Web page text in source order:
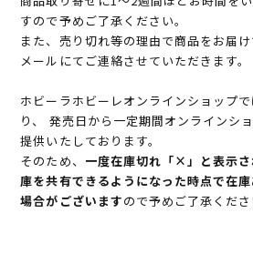
すので予めご了承ください。
また、売り切れ等の理由で商品をお届
メールにてご連絡させていただきます。
ホビーラホビーレオンラインショップ
り、 発売日から一定期間オンラインシ
提供いたしております。
そのため、 一度在庫切れ「×」と表示
庫を共有できるようになった時点で在
場合がございますので予めご了承くださ